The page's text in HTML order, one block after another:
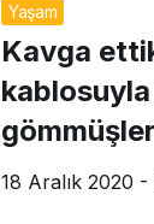
Yaşam
Kavga
gömmüşler
18 Aralık 2020 -